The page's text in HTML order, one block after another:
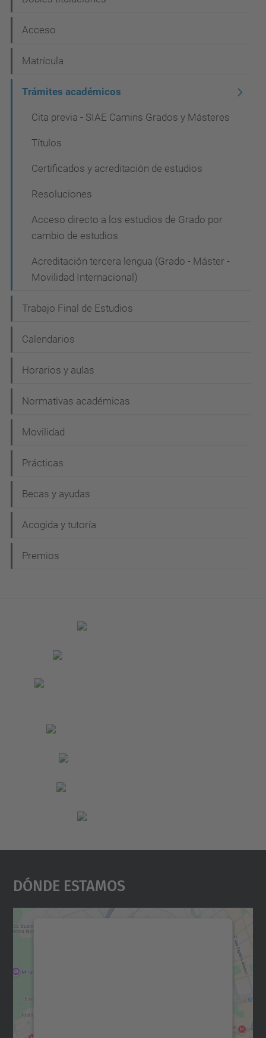
a
i
ó
Acceso
Matrícula
Trámites académicos
Cita previa - SIAE Camins Grados y Másteres
Títulos
Certificados y acreditación de estudios
Resoluciones
Acceso directo a los estudios de Grado por
cambio de estudios
Acreditación tercera lengua (Grado - Máster -
Movilidad Internacional)
Trabajo Final de Estudios
Calendarios
Horarios y aulas
Normativas académicas
Movilidad
Prácticas
Becas y ayudas
Acogida y tutoría
Premios
Dónde Estamos